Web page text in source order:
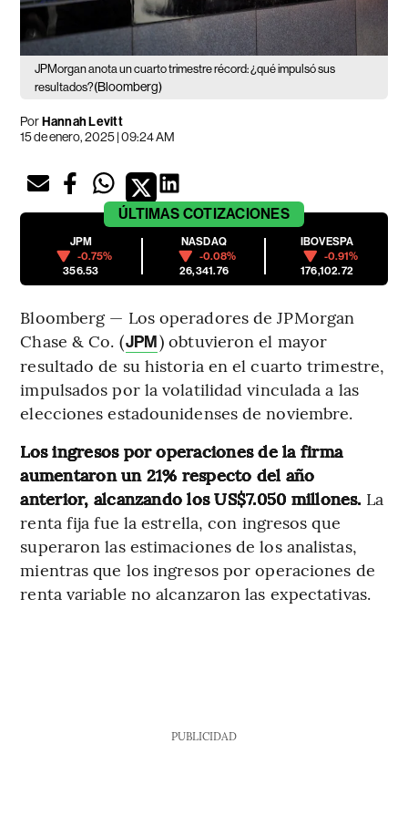
JPMorgan anota un cuarto trimestre récord: ¿qué impulsó sus
resultados?(Bloomberg)
PorHannah Levitt
15 de enero, 2025 | 09:24 AM
ÚLTIMAS COTIZACIONES
JPM
-0.75%
356.53
NASDAQ
-0.08%
26,341.76
IBOVESPA
-0.91%
176,102.72
Bloomberg — Los operadores de JPMorgan
Chase & Co. (JPM) obtuvieron el mayor
resultado de su historia en el cuarto trimestre,
impulsados por la volatilidad vinculada a las
elecciones estadounidenses de noviembre.
Los ingresos por operaciones de la firma
aumentaron un 21% respecto del año
anterior, alcanzando los US$7.050 millones. La
renta fija fue la estrella, con ingresos que
superaron las estimaciones de los analistas,
mientras que los ingresos por operaciones de
renta variable no alcanzaron las expectativas.
PUBLICIDAD